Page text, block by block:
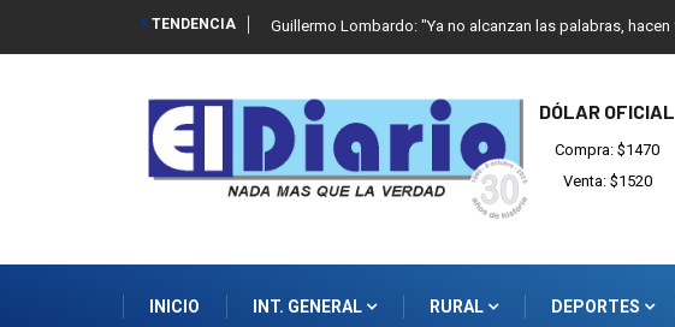
TENDENCIA Balcarce cayó en el debut ante General Madariaga
DÓLAR OFICIAL
Compra: $1470
Venta: $1520
INICIO INT. GENERAL RURAL DEPORTES